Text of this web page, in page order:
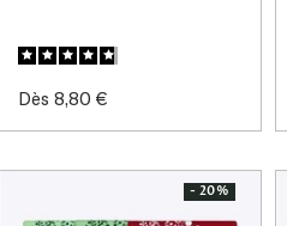
Prix
Dès 8,80 €
- 20%